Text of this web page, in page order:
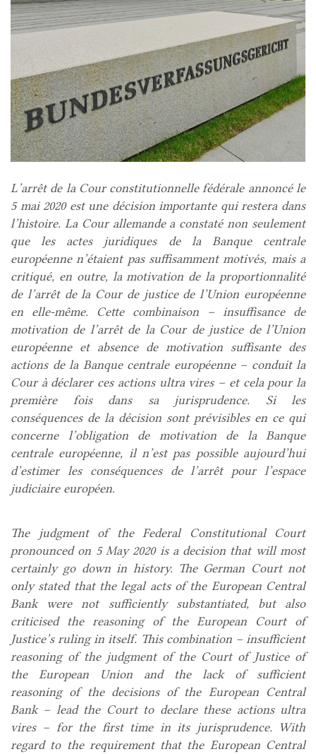
L’arrêt de la Cour constitutionnelle fédérale annoncé le
5 mai 2020 est une décision importante qui restera dans
l’histoire. La Cour allemande a constaté non seulement
que les actes juridiques de la Banque centrale
européenne n’étaient pas suffisamment motivés, mais a
critiqué, en outre, la motivation de la proportionnalité
de l’arrêt de la Cour de justice de l’Union européenne
en elle-même. Cette combinaison – insuffisance de
motivation de l’arrêt de la Cour de justice de l’Union
européenne et absence de motivation suffisante des
actions de la Banque centrale européenne – conduit la
Cour à déclarer ces actions ultra vires – et cela pour la
première fois dans sa jurisprudence. Si les
conséquences de la décision sont prévisibles en ce qui
concerne l’obligation de motivation de la Banque
centrale européenne, il n’est pas possible aujourd’hui
d’estimer les conséquences de l’arrêt pour l’espace
judiciaire européen.
The judgment of the Federal Constitutional Court
pronounced on 5 May 2020 is a decision that will most
certainly go down in history. The German Court not
only stated that the legal acts of the European Central
Bank were not sufficiently substantiated, but also
criticised the reasoning of the European Court of
Justice’s ruling in itself. This combination – insufficient
reasoning of the judgment of the Court of Justice of
the European Union and the lack of sufficient
reasoning of the decisions of the European Central
Bank – lead the Court to declare these actions ultra
vires – for the first time in its jurisprudence. With
regard to the requirement that the European Central